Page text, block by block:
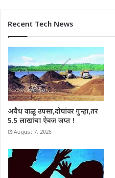
Recent Tech News
अवैध वाळू उपसा,दोघांवर गुन्हा,तर
5.5 लाखांचा ऐवज जप्त !
August 7, 2026